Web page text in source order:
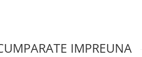
IMPREUNA